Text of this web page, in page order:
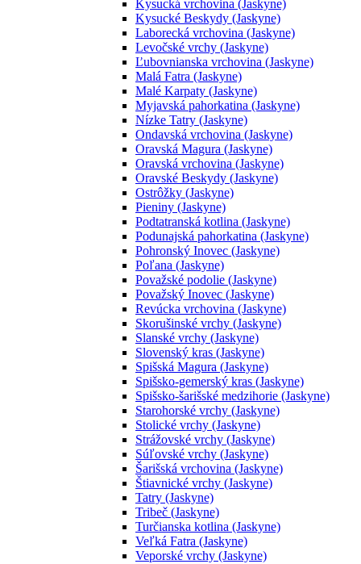
Kysucká vrchovina (Jaskyne)
Kysucké Beskydy (Jaskyne)
Laborecká vrchovina (Jaskyne)
Levočské vrchy (Jaskyne)
Ľubovnianska vrchovina (Jaskyne)
Malá Fatra (Jaskyne)
Malé Karpaty (Jaskyne)
Myjavská pahorkatina (Jaskyne)
Nízke Tatry (Jaskyne)
Ondavská vrchovina (Jaskyne)
Oravská Magura (Jaskyne)
Oravská vrchovina (Jaskyne)
Oravské Beskydy (Jaskyne)
Ostrôžky (Jaskyne)
Pieniny (Jaskyne)
Podtatranská kotlina (Jaskyne)
Podunajská pahorkatina (Jaskyne)
Pohronský Inovec (Jaskyne)
Poľana (Jaskyne)
Považské podolie (Jaskyne)
Považský Inovec (Jaskyne)
Revúcka vrchovina (Jaskyne)
Skorušinské vrchy (Jaskyne)
Slanské vrchy (Jaskyne)
Slovenský kras (Jaskyne)
Spišská Magura (Jaskyne)
Spišsko-gemerský kras (Jaskyne)
Spišsko-šarišské medzihorie (Jaskyne)
Starohorské vrchy (Jaskyne)
Stolické vrchy (Jaskyne)
Strážovské vrchy (Jaskyne)
Súľovské vrchy (Jaskyne)
Šarišská vrchovina (Jaskyne)
Štiavnické vrchy (Jaskyne)
Tatry (Jaskyne)
Tribeč (Jaskyne)
Turčianska kotlina (Jaskyne)
Veľká Fatra (Jaskyne)
Veporské vrchy (Jaskyne)